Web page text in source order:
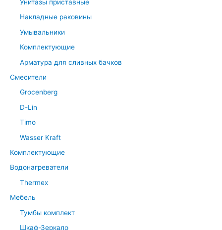
Унитазы приставные
Накладные раковины
Умывальники
Комплектующие
Арматура для сливных бачков
Смесители
Grocenberg
D-Lin
Timo
Wasser Kraft
Комплектующие
Водонагреватели
Thermex
Мебель
Тумбы комплект
Шкаф-Зеркало